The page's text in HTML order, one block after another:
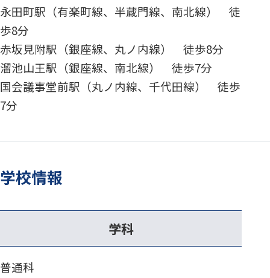
永田町駅（有楽町線、半蔵門線、南北線） 徒
歩8分
赤坂見附駅（銀座線、丸ノ内線） 徒歩8分
溜池山王駅（銀座線、南北線） 徒歩7分
国会議事堂前駅（丸ノ内線、千代田線） 徒歩
7分
学校情報
学科
普通科